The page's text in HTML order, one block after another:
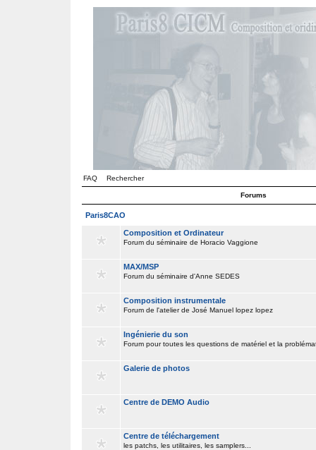
FAQ Rechercher
Forums
Paris8CAO
Composition et Ordinateur
Forum du séminaire de Horacio Vaggione
MAX/MSP
Forum du séminaire d'Anne SEDES
Composition instrumentale
Forum de l'atelier de José Manuel lopez lopez
Ingénierie du son
Forum pour toutes les questions de matériel et la
Galerie de photos
Centre de DEMO Audio
Centre de téléchargement
les patchs, les utilitaires, les samplers...